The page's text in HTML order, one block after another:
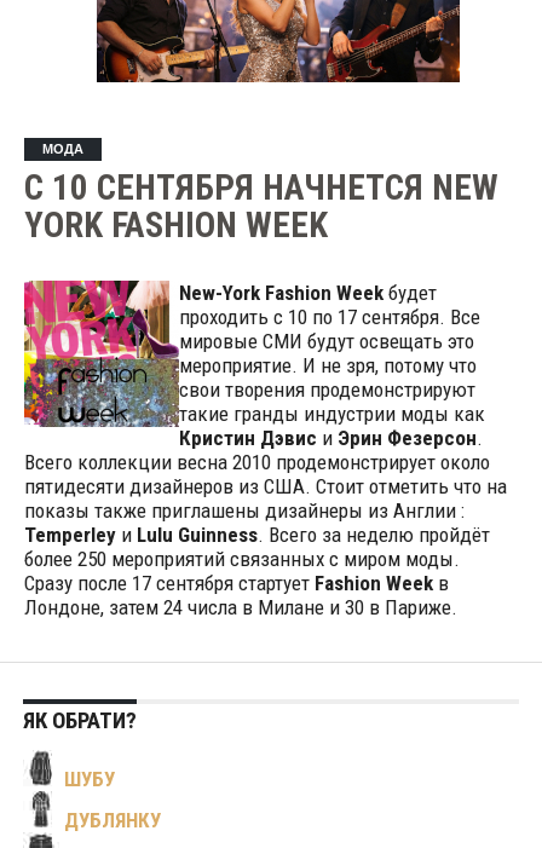
МОДА
С 10 СЕНТЯБРЯ НАЧНЕТСЯ NEW
YORK FASHION WEEK
New-York Fashion Weekбудет
проходить с 10 по 17 сентября. Все
мировые СМИ будут освещать это
мероприятие. И не зря, потому что
свои творения продемонстрируют
такие гранды индустрии моды как
Кристин Дэвис и Эрин Фезерсон.
Всего коллекции весна 2010 продемонстрирует около
пятидесяти дизайнеров из США. Стоит отметить что на
показы также приглашены дизайнеры из Англии :
Temperleyи Lulu Guinness. Всего за неделю пройдёт
более 250 мероприятий связанных с миром моды.
Сразу после 17 сентября стартует Fashion Weekв
Лондоне, затем 24 числа в Милане и 30 в Париже.
ЯК ОБРАТИ?
ШУБУ
ДУБЛЯНКУ